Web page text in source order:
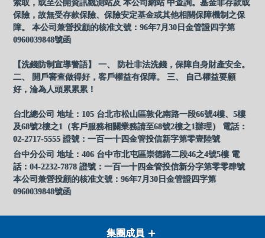
索取，或至公開資訊觀測站及 本公司網站 中查詢。基金非存款或
保險，故無受存款保險、保險安定基金或其他相關保障機制之保
障。 本公司兼營投顧的核准文號：96年7月30日金管證四字第
0960039848號函
【洗錢防制宣導警語】 一、 防杜非法洗錢，保障自身財產安全。
二、 開戶審查做得好，客戶權益有保障。 三、 自己權益要顧
好，淪為人頭累累累！
台北總公司 地址：105 台北市松山區敦化南路一段66號4樓、5樓
及68號2樓之1（客戶服務相關業務請至68號2樓之1辦理） 電話：
02-2717-5555 證號：一百一十四金管投信新字第零壹陸號
台中分公司 地址：406 台中市北屯區崇德路二段46之4號5樓 電
話：04-2232-7878 證號：一百一十四金管投信新分字第零零肆號
本公司兼營投顧的核准文號：96年7月30日金管證四字第
0960039848號函
集團成員